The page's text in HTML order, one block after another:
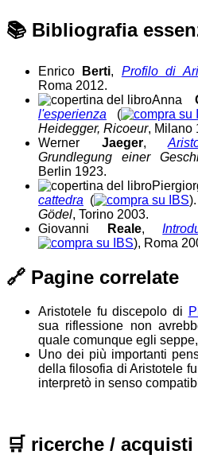
📚 Bibliografia
Enrico Berti, Profilo di
Roma 2012.
Anna
l'esperienza (
Heidegger, Ricoeur, Milano
Werner Jaeger,
Grundlegung einer
Berlin 1923.
cattedra ( ).
Gödel, Torino 2003.
Giovanni
Reale,
), Roma
🔗 Pagine correlate
Aristotele fu discepolo di
sua riflessione non
quale comunque egli
Uno dei più importanti
della filosofia di Aristotele fu
interpretò in senso
🛒 ricerche / acquisti